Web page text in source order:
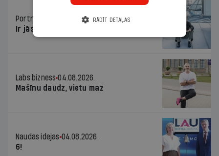
Portrets
04.08.2026.
Ir jāsadarbojas!
Labs bizness 04.08.2026.
Mašīnu daudz, vietu maz
Naudas idejas 04.08.2026.
6!
RĀDĪT DETAĻAS